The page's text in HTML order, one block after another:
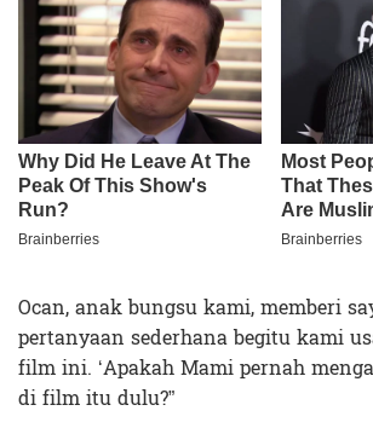
Ocan, anak bungsu kami, memberi
pertanyaan sederhana begitu kami
film ini. ‘Apakah Mami pernah
di film itu dulu?”